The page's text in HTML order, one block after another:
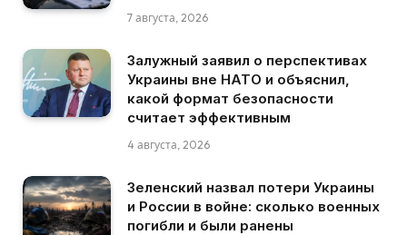
7 августа, 2026
Залужный заявил о перспективах
Украины вне НАТО и объяснил,
какой формат безопасности
считает эффективным
4 августа, 2026
Зеленский назвал потери Украины
и России в войне: сколько военных
погибли и были ранены